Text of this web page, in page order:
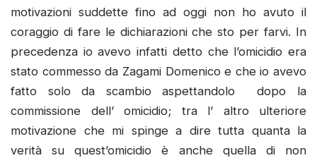
motivazioni suddette fino ad oggi non ho avuto il
coraggio di fare le dichiarazioni che sto per farvi. In
precedenza io avevo infatti detto che l’omicidio era
stato commesso da Zagami Domenico e che io avevo
fatto solo da scambio aspettandolo dopo la
commissione dell’ omicidio; tra l’ altro ulteriore
motivazione che mi spinge a dire tutta quanta la
verità su quest’omicidio è anche quella di non